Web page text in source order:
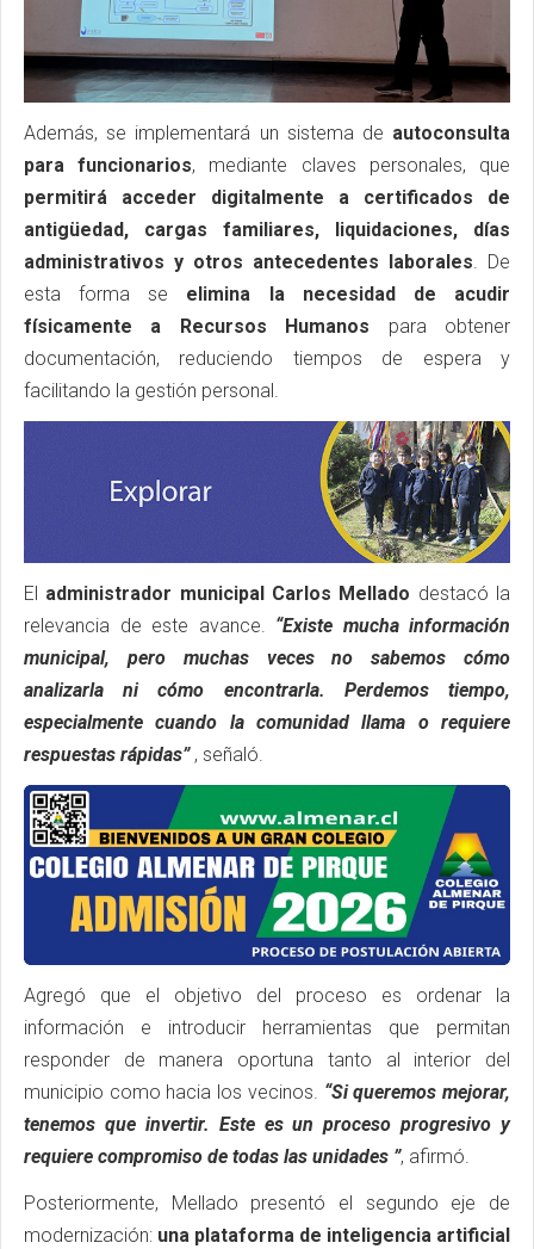
Además, se implementará un sistema de autoconsulta
para funcionarios, mediante claves personales, que
permitirá acceder digitalmente a certificados de
antigüedad, cargas familiares, liquidaciones, días
administrativos y otros antecedentes laborales . De
esta forma se elimina la necesidad de acudir
físicamente a Recursos Humanos para obtener
documentación, reduciendo tiempos de espera y
facilitando la gestión personal.
El administrador municipal Carlos Mellado destacó la
relevancia de este avance. “Existe mucha información
municipal, pero muchas veces no sabemos cómo
analizarla ni cómo encontrarla. Perdemos tiempo,
especialmente cuando la comunidad llama o requiere
respuestas rápidas”, señaló.
Agregó que el objetivo del proceso es ordenar la
información e introducir herramientas que permitan
responder de manera oportuna tanto al interior del
municipio como hacia los vecinos. “Si queremos mejorar,
tenemos que invertir. Este es un proceso progresivo y
requiere compromiso de todas las unidades ”, afirmó.
Posteriormente, Mellado presentó el segundo eje de
modernización: una plataforma de inteligencia artificial